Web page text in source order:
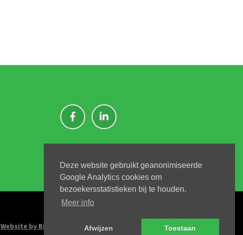
Deze website gebruikt geanonimiseerde
Google Analytics cookies om
bezoekersstatistieken bij te houden.
Meer info
Afwijzen Toestaan
Website by Big Kahuna